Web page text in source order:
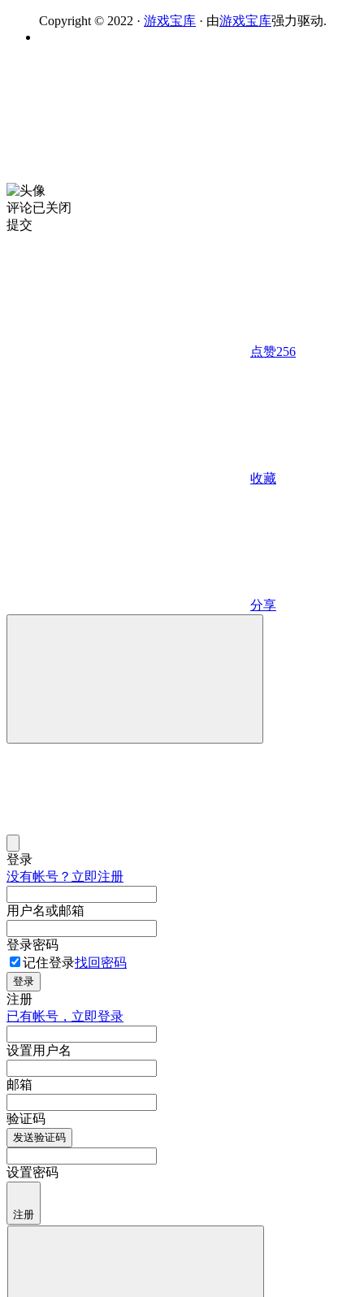
Copyright © 2022 · 游戏宝库 · 由游戏宝库强力驱动.
评论已关闭
提交
点赞256
收藏
分享
登录
没有帐号？立即注册
用户名或邮箱
登录密码
记住登录找回密码
登录
注册
已有帐号，立即登录
设置用户名
邮箱
验证码
发送验证码
设置密码
注册